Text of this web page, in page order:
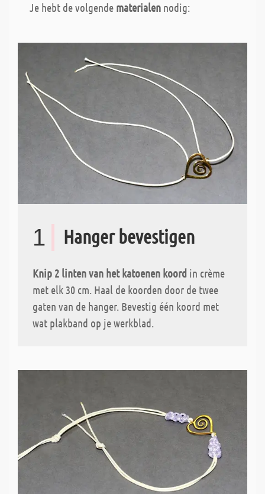
Je hebt de volgende materialen nodig:
1 Hanger bevestigen
Knip 2 linten van het katoenen koord in crème
met elk 30 cm. Haal de koorden door de twee
gaten van de hanger. Bevestig één koord met
wat plakband op je werkblad.